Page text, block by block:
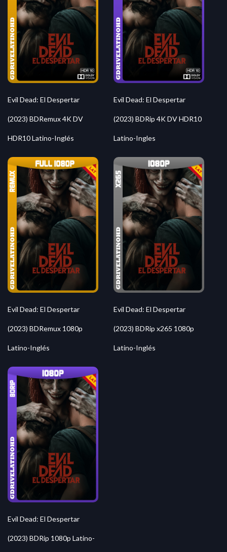
Evil Dead: El Despertar
(2023) BDRemux 4K DV
HDR10 Latino-Inglés
Evil Dead: El Despertar
(2023) BDRip 4K DV HDR10
Latino-Ingles
Evil Dead: El Despertar
(2023) BDRemux 1080p
Latino-Inglés
Evil Dead: El Despertar
(2023) BDRip x265 1080p
Latino-Inglés
Evil Dead: El Despertar
(2023) BDRip 1080p Latino-